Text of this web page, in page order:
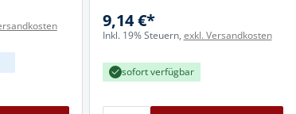
9,14 €*
Inkl. 19% Steuern, exkl. Versandkosten
sofort verfügbar